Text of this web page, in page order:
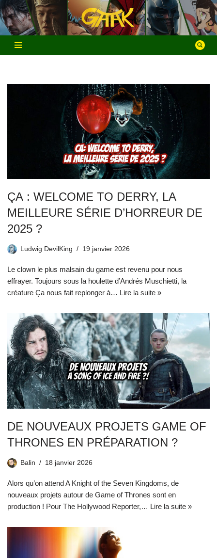
Aller
au
contenu
ÇA : WELCOME TO DERRY, LA
MEILLEURE SÉRIE D’HORREUR DE
2025 ?
Ludwig DevilKing 19 janvier 2026
Le clown le plus malsain du game est revenu pour nous
effrayer. Toujours sous la houlette d’Andrés Muschietti, la
créature Ça nous fait replonger à… Lire la suite »
DE NOUVEAUX PROJETS GAME OF
THRONES EN PRÉPARATION ?
Balin 18 janvier 2026
Alors qu’on attend A Knight of the Seven Kingdoms, de
nouveaux projets autour de Game of Thrones sont en
production ! Pour The Hollywood Reporter,… Lire la suite »